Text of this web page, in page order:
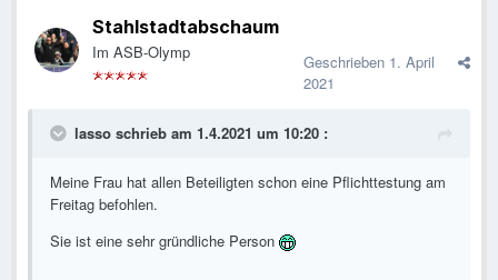
Stahlstadtabschaum
Im ASB-Olymp Geschrieben 1. April
2021
lasso schrieb am 1.4.2021 um 10:20 :
Meine Frau hat allen Beteiligten schon eine Pflichttestung am
Freitag befohlen.
Sie ist eine sehr gründliche Person